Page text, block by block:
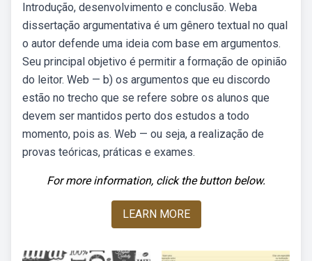
Introdução, desenvolvimento e conclusão. Weba
dissertação argumentativa é um gênero textual no qual
o autor defende uma ideia com base em argumentos.
Seu principal objetivo é permitir a formação de opinião
do leitor. Web — b) os argumentos que eu discordo
estão no trecho que se refere sobre os alunos que
devem ser mantidos perto dos estudos a todo
momento, pois as. Web — ou seja, a realização de
provas teóricas, práticas e exames.
For more information, click the button below.
LEARN MORE